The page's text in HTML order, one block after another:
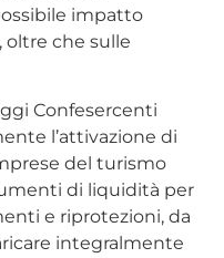
impatto
oltre che sulle
Confesercenti
l’attivazione di
del turismo
di liquidità per
e riprotezioni, da
integralmente